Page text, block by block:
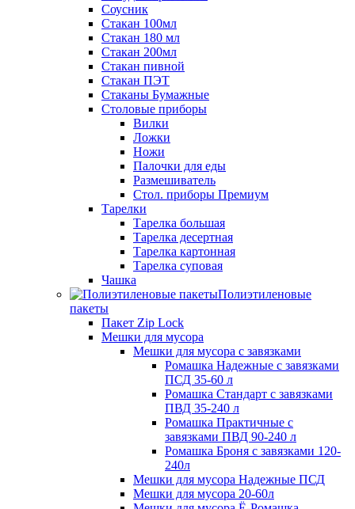
Соусник
Стакан 100мл
Стакан 180 мл
Стакан 200мл
Стакан пивной
Стакан ПЭТ
Стаканы Бумажные
Столовые приборы
Вилки
Ложки
Ножи
Палочки для еды
Размешиватель
Стол. приборы Премиум
Тарелки
Тарелка большая
Тарелка десертная
Тарелка картонная
Тарелка суповая
Чашка
Полиэтиленовые
пакеты
Пакет Zip Lock
Мешки для мусора
Мешки для мусора с завязками
Ромашка Надежные с завязками
ПСД 35-60 л
Ромашка Стандарт с завязками
ПВД 35-240 л
Ромашка Практичные с
завязками ПВД 90-240 л
Ромашка Броня с завязками 120-
240л
Мешки для мусора Надежные ПСД
Мешки для мусора 20-60л